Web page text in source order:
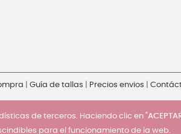
Guía de tallas Precios envios
de terceros. Haciendo clic en "
para el funcionamiento de la web.